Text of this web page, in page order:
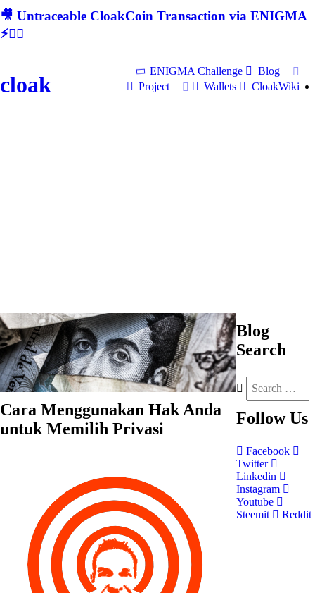
🎥 Untraceable CloakCoin Transaction via ENIGMA
⚡🕵‍♂
cloak
ENIGMA Challenge
Blog
Project
Wallets CloakWiki
Cara Menggunakan Hak Anda
untuk Memilih Privasi
Blog
Search
Follow Us
Facebook
Twitter
Linkedin
Instagram
Youtube
Steemit
Reddit